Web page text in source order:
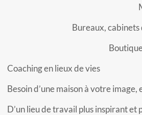
Bureaux, cabinets
Coaching en lieux de vies
Besoin d’une maison à votre image,
D’un lieu de travail plus inspirant et